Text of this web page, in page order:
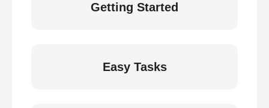
Getting Started
Easy Tasks